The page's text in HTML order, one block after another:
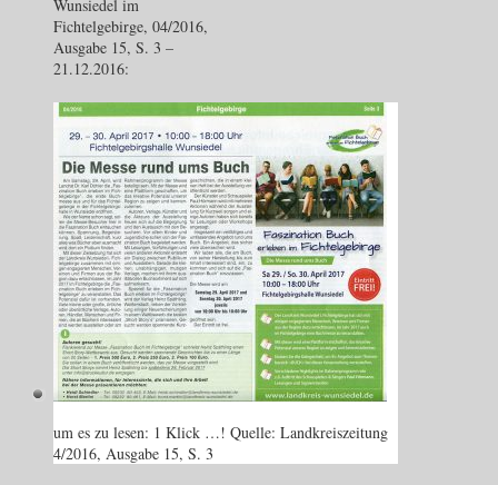
Wunsiedel im
Fichtelgebirge, 04/2016,
Ausgabe 15, S. 3 –
21.12.2016:
um es zu lesen: 1 Klick …! Quelle: Landkreiszeitung
4/2016, Ausgabe 15, S. 3